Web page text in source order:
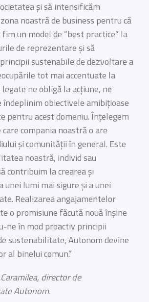
și să intensificăm
noastră de business pentru că
un model de “best practice” la
de reprezentare și să
sustenabile de dezvoltare a
tot mai accentuate la
ne obligă la acțiune, ne
îndeplinim obiectivele amibițioase
pentru acest domeniu. Înțelegem
compania noastră o are
și comunității în general. Este
noastră, individ sau
contribuim la crearea și
unei lumi mai sigure și a unei
Realizarea angajamentelor
o promisiune făcută nouă înșine
ne în mod proactiv principii
sustenabilitate, Autonom devine
al binelui comun.”
director de
Autonom.